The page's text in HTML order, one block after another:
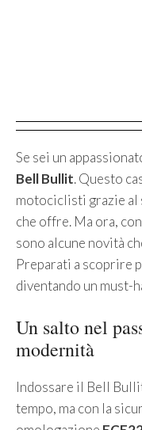
Se sei un
Bell Bullit. Questo
motociclisti grazie al
che offre. Ma ora,
sono alcune novità
Preparati a scoprire
diventando un must-
Un salto nel
modernità
Indossare il Bell
tempo, ma con la